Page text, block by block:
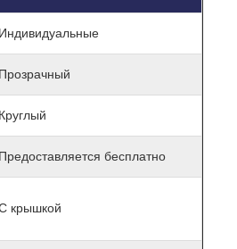
Индивидуальные
Прозрачный
Круглый
Предоставляется бесплатно
крышкой